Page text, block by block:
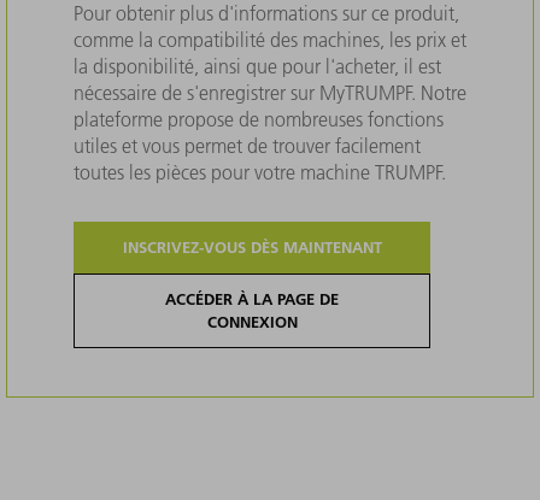
Pour obtenir plus d'informations sur ce produit,
comme la compatibilité des machines, les prix et
la disponibilité, ainsi que pour l'acheter, il est
nécessaire de s'enregistrer sur MyTRUMPF. Notre
plateforme propose de nombreuses fonctions
utiles et vous permet de trouver facilement
toutes les pièces pour votre machine TRUMPF.
INSCRIVEZ-VOUS DÈS MAINTENANT
ACCÉDER À LA PAGE DE
CONNEXION